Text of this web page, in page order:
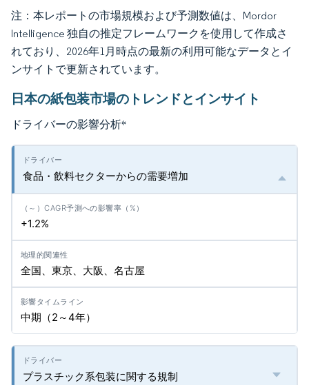
注：本レポートの市場規模および予測数値は、Mordor
Intelligence 独自の推定フレームワークを使用して作成さ
れており、2026年1月時点の最新の利用可能なデータとイ
ンサイトで更新されています。
日本の紙包装市場のトレンドとインサイト
ドライバーの影響分析*
食品・飲料セクターからの需要増加
+1.2%
全国、東京、大阪、名古屋
中期（2～4年）
プラスチック系包装に関する規制